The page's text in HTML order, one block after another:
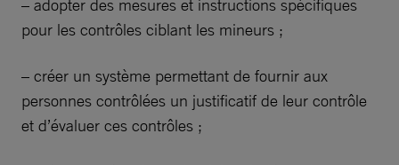
– adopter des mesures et instructions spécifiques
pour les contrôles ciblant les mineurs ;
– créer un système permettant de fournir aux
personnes contrôlées un justificatif de leur contrôle
et d’évaluer ces contrôles ;